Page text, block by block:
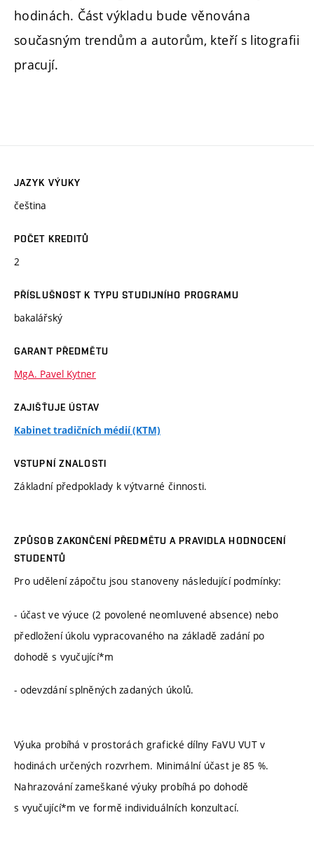
hodinách. Část výkladu bude věnována
současným trendům a autorům, kteří s litografii
pracují.
JAZYK VÝUKY
čeština
POČET KREDITŮ
2
PŘÍSLUŠNOST K TYPU STUDIJNÍHO PROGRAMU
bakalářský
GARANT PŘEDMĚTU
MgA. Pavel Kytner
ZAJIŠŤUJE ÚSTAV
Kabinet tradičních médií (KTM)
VSTUPNÍ ZNALOSTI
Základní předpoklady k výtvarné činnosti.
ZPŮSOB ZAKONČENÍ PŘEDMĚTU A PRAVIDLA HODNOCENÍ
STUDENTŮ
Pro udělení zápočtu jsou stanoveny následující podmínky:
- účast ve výuce (2 povolené neomluvené absence) nebo
předložení úkolu vypracovaného na základě zadání po
dohodě s vyučující*m
- odevzdání splněných zadaných úkolů.
Výuka probíhá v prostorách grafické dílny FaVU VUT v
hodinách určených rozvrhem. Minimální účast je 85 %.
Nahrazování zameškané výuky probíhá po dohodě
s vyučující*m ve formě individuálních konzultací.